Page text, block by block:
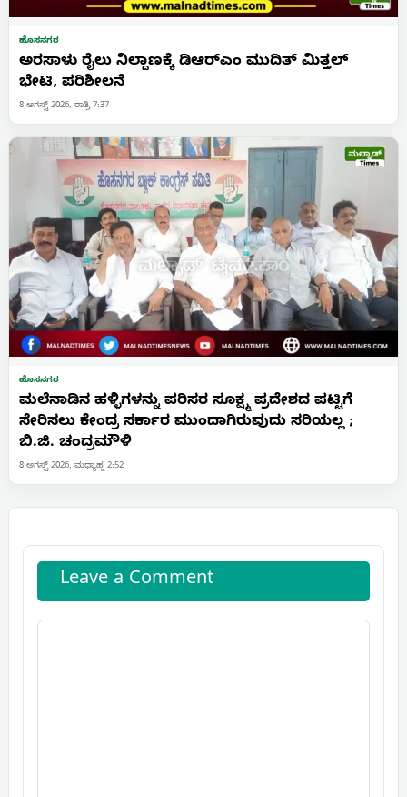
ಹೊಸನಗರ
ಅರಸಾಳು ರೈಲು ನಿಲ್ದಾಣಕ್ಕೆ ಡಿಆರ್‌ಎಂ ಮುದಿತ್ ಮಿತ್ತಲ್
ಭೇಟಿ, ಪರಿಶೀಲನೆ
8 ಆಗಸ್ಟ್ 2026, ರಾತ್ರಿ 7:37
ಹೊಸನಗರ
ಮಲೆನಾಡಿನ ಹಳ್ಳಿಗಳನ್ನು ಪರಿಸರ ಸೂಕ್ಷ್ಮ ಪ್ರದೇಶದ ಪಟ್ಟಿಗೆ
ಸೇರಿಸಲು ಕೇಂದ್ರ ಸರ್ಕಾರ ಮುಂದಾಗಿರುವುದು ಸರಿಯಲ್ಲ ;
ಬಿ.ಜಿ. ಚಂದ್ರಮೌಳಿ
8 ಆಗಸ್ಟ್ 2026, ಮಧ್ಯಾಹ್ನ 2:52
Leave a Comment
Comment